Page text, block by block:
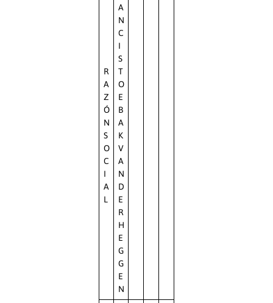
R
A
Z
Ó
N
S
O
C
I
A
L
A
N
C
I
S
T
O
E
B
A
K
V
A
N
D
E
R
H
E
G
G
E
N